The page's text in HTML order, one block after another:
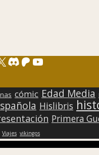
Discord
Patreon
YouTube
cómic Edad Media
Hislibris
Primera
Viajes vikingos